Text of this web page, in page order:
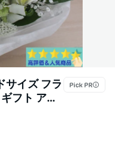
サイズ フラ
フト アレ
十九日 お
法要 法